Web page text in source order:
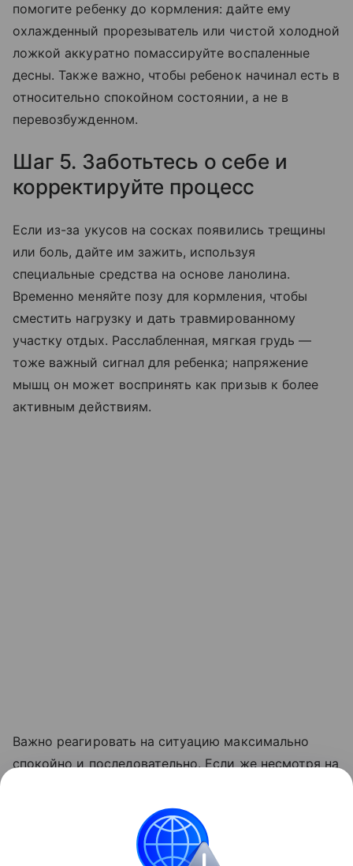
помогите ребенку до кормления: дайте ему
охлажденный прорезыватель или чистой холодной
ложкой аккуратно помассируйте воспаленные
десны. Также важно, чтобы ребенок начинал есть в
относительно спокойном состоянии, а не в
перевозбужденном.
Шаг 5. Заботьтесь о себе и
корректируйте процесс
Если из-за укусов на сосках появились трещины
или боль, дайте им зажить, используя
специальные средства на основе ланолина.
Временно меняйте позу для кормления, чтобы
сместить нагрузку и дать травмированному
участку отдых. Расслабленная, мягкая грудь —
тоже важный сигнал для ребенка; напряжение
мышц он может воспринять как призыв к более
активным действиям.
Важно реагировать на ситуацию максимально
спокойно и последовательно. Если же несмотря на
продолжает кусаться и кормления превращаются
для вас в стресс, обратитесь к консультанту по
грудному вскармливанию.